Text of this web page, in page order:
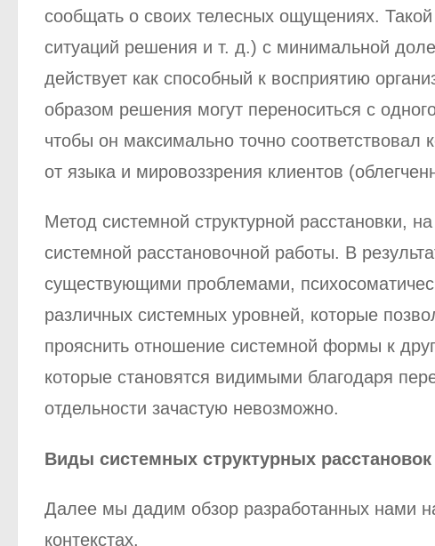
сообщать о своих телесных ощущениях.
ситуаций решения и т. д.) с минимальной
действует как способный к восприятию
образом решения могут переноситься с
чтобы он максимально точно соответствовал
от языка и мировоззрения клиентов
Метод системной структурной расстановки,
системной расстановочной работы. В
существующими проблемами,
различных системных уровней, которые
прояснить отношение системной формы к
которые становятся видимыми благодаря
отдельности зачастую невозможно.
Виды системных структурных расстановок
Далее мы дадим обзор разработанных нами
контекстах.